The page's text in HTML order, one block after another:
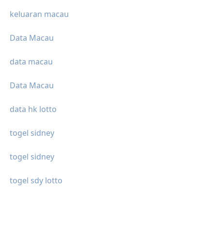
keluaran macau
Data Macau
data macau
Data Macau
data hk lotto
togel sidney
togel sidney
togel sdy lotto